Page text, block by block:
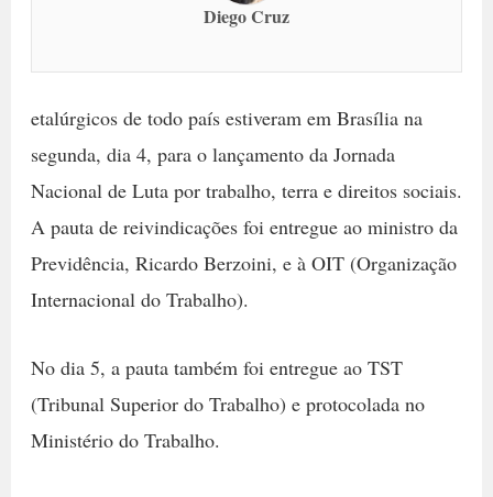
Diego Cruz
etalúrgicos de todo país estiveram em Brasília na
segunda, dia 4, para o lançamento da Jornada
Nacional de Luta por trabalho, terra e direitos sociais.
A pauta de reivindicações foi entregue ao ministro da
Previdência, Ricardo Berzoini, e à OIT (Organização
Internacional do Trabalho).
No dia 5, a pauta também foi entregue ao TST
(Tribunal Superior do Trabalho) e protocolada no
Ministério do Trabalho.